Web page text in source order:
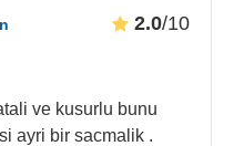
2.0/10
ve kusurlu bunu
ayri bir sacmalik .